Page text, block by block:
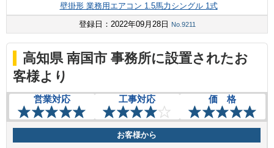
壁掛形 業務用エアコン 1.5馬力シングル 1式
登録日：2022年09月28日 No.9211
高知県 南国市 事務所に設置されたお
客様より
営業対応 工事対応 価 格
お客様から